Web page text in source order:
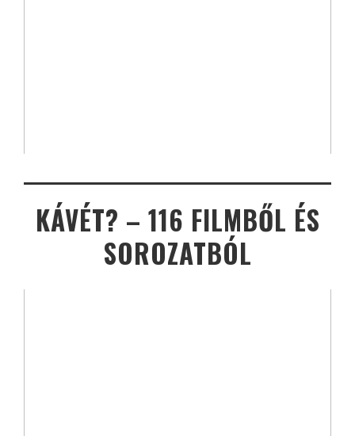
KÁVÉT? – 116 FILMBŐL ÉS
SOROZATBÓL